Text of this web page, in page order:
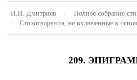
И.И. Дмитриев
Полное собрание
Стихотворения, не включенные в
209.